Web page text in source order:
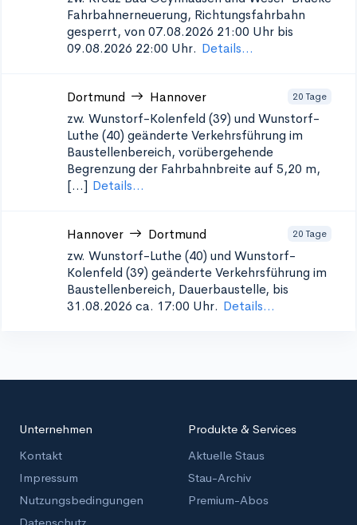
Fahrbahnerneuerung, Richtungsfahrbahn
gesperrt, von 07.08.2026 21:00 Uhr bis
09.08.2026 22:00 Uhr. Details...
Dortmund Hannover 20 Tage
zw. Wunstorf-Kolenfeld (39) und Wunstorf-
Luthe (40) geänderte Verkehrsführung im
Baustellenbereich, vorübergehende
Begrenzung der Fahrbahnbreite auf 5,20 m,
[...] Details...
Hannover Dortmund 20 Tage
zw. Wunstorf-Luthe (40) und Wunstorf-
Kolenfeld (39) geänderte Verkehrsführung im
Baustellenbereich, Dauerbaustelle, bis
31.08.2026 ca. 17:00 Uhr. Details...
Unternehmen
Kontakt
Impressum
Nutzungsbedingungen
Produkte & Services
Aktuelle Staus
Stau-Archiv
Premium-Abos